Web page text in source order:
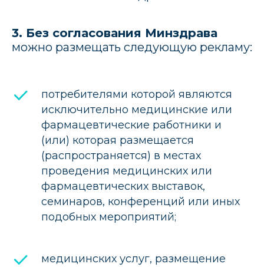
3. Без согласования Минздрава
можно размещать следующую рекламу:
потребителями которой являются
исключительно медицинские или
фармацевтические работники и
(или) которая размещается
(распространяется) в местах
проведения медицинских или
фармацевтических выставок,
семинаров, конференций или иных
подобных мероприятий;
медицинских услуг, размещение